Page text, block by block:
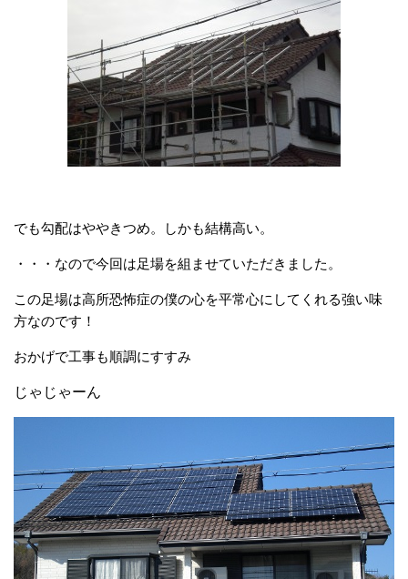
でも勾配はややきつめ。しかも結構高い。
・・・なので今回は足場を組ませていただきました。
この足場は高所恐怖症の僕の心を平常心にしてくれる強い味
方なのです！
おかげで工事も順調にすすみ
じゃじゃーん